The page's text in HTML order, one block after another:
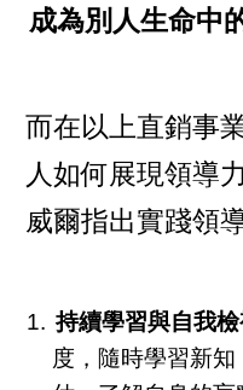
成為別人生命中
而在以上直銷事
人如何展現領導
威爾指出實踐領
持續學習與自我
度，隨時學習新